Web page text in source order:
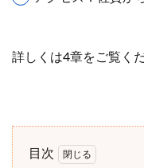
詳しくは4章をご覧く
目次